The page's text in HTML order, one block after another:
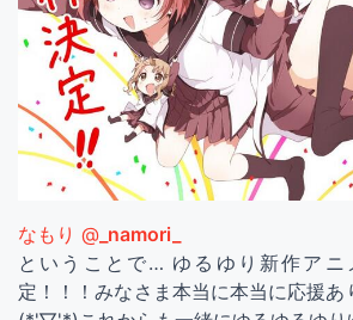
なもり @ _namori_
ということで… ゆるゆり新作アニ
定！！！みなさま本当に本当に応援あ